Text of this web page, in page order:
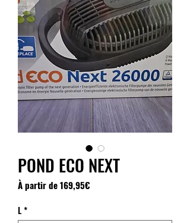
POND ECO NEXT
À partir de169,95€Prix
L*